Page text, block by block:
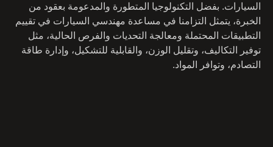
السيارات. بفضل التكنولوجيا المتطورة والمدعومة بعقود من
الخبرة، يتمثل التزامنا في مساعدة مهندسي السيارات في تقييم
التطبيقات المحتملة ومعالجة التحديات والفرص الحالية، مثل
توفير التكاليف، وتقليل الوزن، والقابلية للتشكيل، وإدارة طاقة
التصادم، وتوافر المواد.